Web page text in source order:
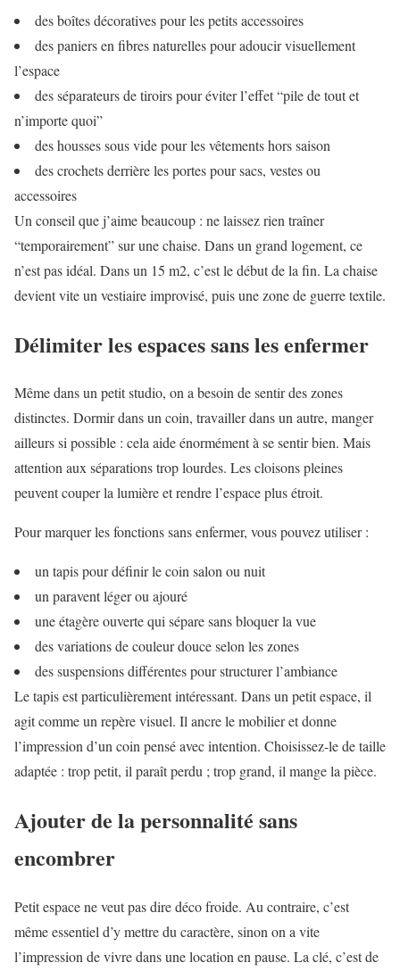
des boîtes décoratives pour les petits accessoires
des paniers en fibres naturelles pour adoucir visuellement
l’espace
des séparateurs de tiroirs pour éviter l’effet “pile de tout et
n’importe quoi”
des housses sous vide pour les vêtements hors saison
des crochets derrière les portes pour sacs, vestes ou
accessoires
Un conseil que j’aime beaucoup : ne laissez rien traîner
“temporairement” sur une chaise. Dans un grand logement, ce
n’est pas idéal. Dans un 15 m2, c’est le début de la fin. La chaise
devient vite un vestiaire improvisé, puis une zone de guerre textile.
Délimiter les espaces sans les enfermer
Même dans un petit studio, on a besoin de sentir des zones
distinctes. Dormir dans un coin, travailler dans un autre, manger
ailleurs si possible : cela aide énormément à se sentir bien. Mais
attention aux séparations trop lourdes. Les cloisons pleines
peuvent couper la lumière et rendre l’espace plus étroit.
Pour marquer les fonctions sans enfermer, vous pouvez utiliser :
un tapis pour définir le coin salon ou nuit
un paravent léger ou ajouré
une étagère ouverte qui sépare sans bloquer la vue
des variations de couleur douce selon les zones
des suspensions différentes pour structurer l’ambiance
Le tapis est particulièrement intéressant. Dans un petit espace, il
agit comme un repère visuel. Il ancre le mobilier et donne
l’impression d’un coin pensé avec intention. Choisissez-le de taille
adaptée : trop petit, il paraît perdu ; trop grand, il mange la pièce.
Ajouter de la personnalité sans
encombrer
Petit espace ne veut pas dire déco froide. Au contraire, c’est
même essentiel d’y mettre du caractère, sinon on a vite
l’impression de vivre dans une location en pause. La clé, c’est de